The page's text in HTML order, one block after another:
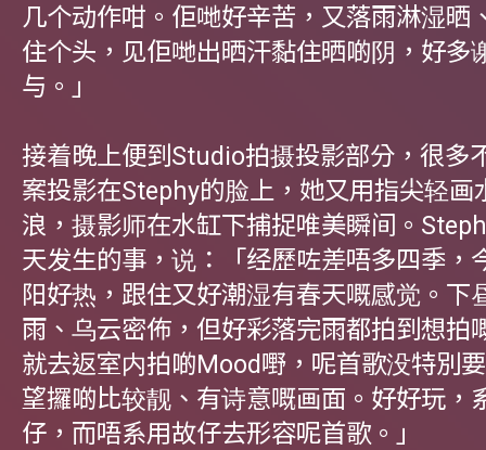
几个动作咁。佢哋好辛苦，又落雨淋湿晒
住个头，见佢哋出晒汗黏住晒啲阴，好多
与。」
接着晚上便到Studio拍摄投影部分，很多
案投影在Stephy的脸上，她又用指尖轻画
浪，摄影师在水缸下捕捉唯美瞬间。
天发生的事，说：「经歷咗差唔多四季，
阳好热，跟住又好潮湿有春天嘅感觉。下
雨、乌云密佈，但好彩落完雨都拍到想拍
就去返室内拍啲Mood嘢，呢首歌没特別
望攞啲比较靓、有诗意嘅画面。好好玩，
仔，而唔系用故仔去形容呢首歌。」